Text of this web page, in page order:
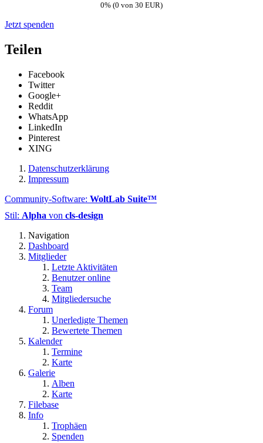
0% (0 von 30 EUR)
Jetzt spenden
Teilen
Facebook
Twitter
Google+
Reddit
WhatsApp
LinkedIn
Pinterest
XING
Datenschutzerklärung
Impressum
Community-Software: WoltLab Suite™
Stil: Alpha von cls-design
Navigation
Dashboard
Mitglieder
Letzte Aktivitäten
Benutzer online
Team
Mitgliedersuche
Forum
Unerledigte Themen
Bewertete Themen
Kalender
Termine
Karte
Galerie
Alben
Karte
Filebase
Info
Trophäen
Spenden